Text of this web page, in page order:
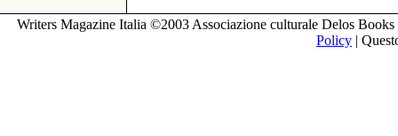
Writers Magazine Italia ©2003 Associazione culturale Delos
Policy |